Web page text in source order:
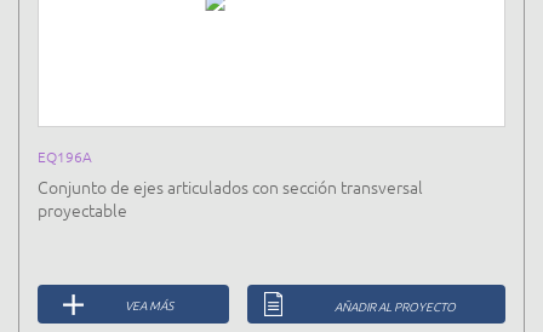
EQ196A
Conjunto de ejes articulados con sección transversal
proyectable
VEA MÁS AÑADIR AL PROYECTO